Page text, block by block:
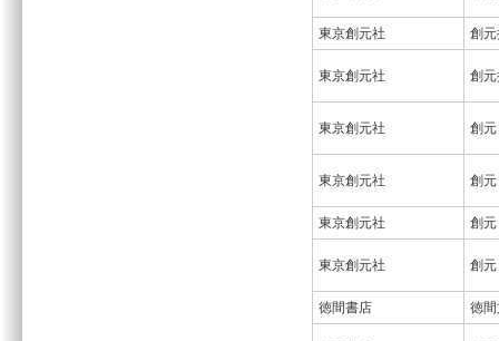
東京創元社 創
東京創元社 創
東京創元社 創
東京創元社 創
東京創元社 創
東京創元社 創
徳間書店 徳